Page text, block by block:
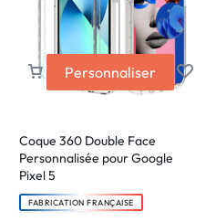
Personnaliser
Coque 360 Double Face
Personnalisée pour Google
Pixel 5
FABRICATION FRANÇAISE